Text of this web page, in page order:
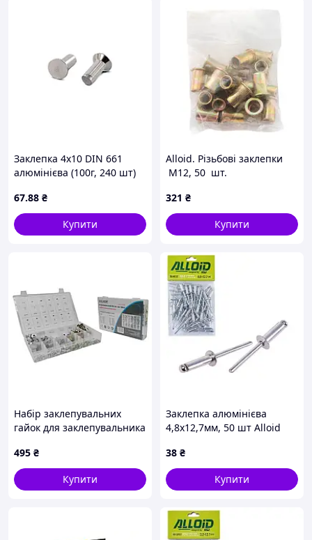
Заклепка 4х10 DIN 661
алюмінієва (100г, 240 шт)
67.88 ₴
Купити
Alloid. Pізьбові заклепки
M12, 50 шт.
321 ₴
Купити
Набір заклепувальних
гайок для заклепувальника
алюміній+сталь SILVER
S11360 GoodPlace -worry-
free-shopping-
495 ₴
Купити
Заклепка алюмінієва
4,8х12,7мм, 50 шт Alloid
38 ₴
Купити